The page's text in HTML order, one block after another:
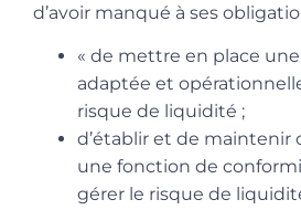
d’avoir manqué à ses
« de mettre en place
adaptée et
risque de liquidité ;
d’établir et de maintenir
une fonction de
gérer le risque de